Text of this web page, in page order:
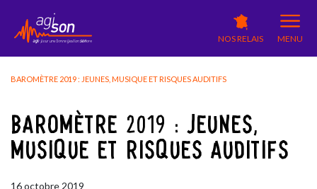
NOS RELAIS MENU
BAROMÈTRE 2019 : JEUNES, MUSIQUE ET RISQUES AUDITIFS
BAROMÈTRE 2019 : JEUNES,
MUSIQUE ET RISQUES AUDITIFS
16octobre 2019